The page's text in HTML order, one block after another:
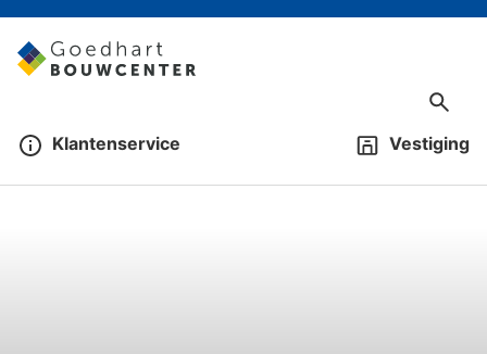
Klantenservice Vestiging